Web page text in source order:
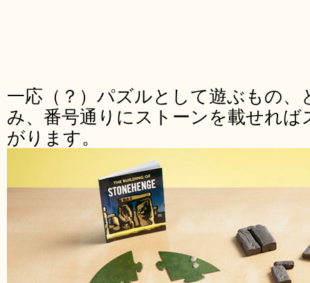
一応（？）パズルとして遊ぶもの、
み、番号通りにストーンを載せれ
がります。